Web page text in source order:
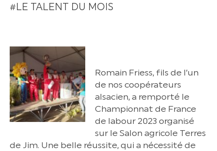
#LE TALENT DU MOIS
Romain Friess, fils de l’un
de nos coopérateurs
alsacien, a remporté le
Championnat de France
de labour 2023 organisé
sur le Salon agricole Terres
de Jim. Une belle réussite, qui a nécessité de